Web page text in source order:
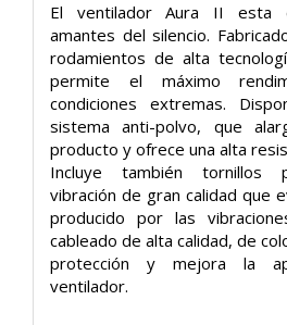
El ventilador Aura II esta
amantes del silencio.
rodamientos de alta
permite el máximo
condiciones extremas.
sistema anti-polvo, que
producto y ofrece una alta
Incluye también tornillos
vibración de gran calidad que
producido por las
cableado de alta calidad, de
protección y mejora la
ventilador.